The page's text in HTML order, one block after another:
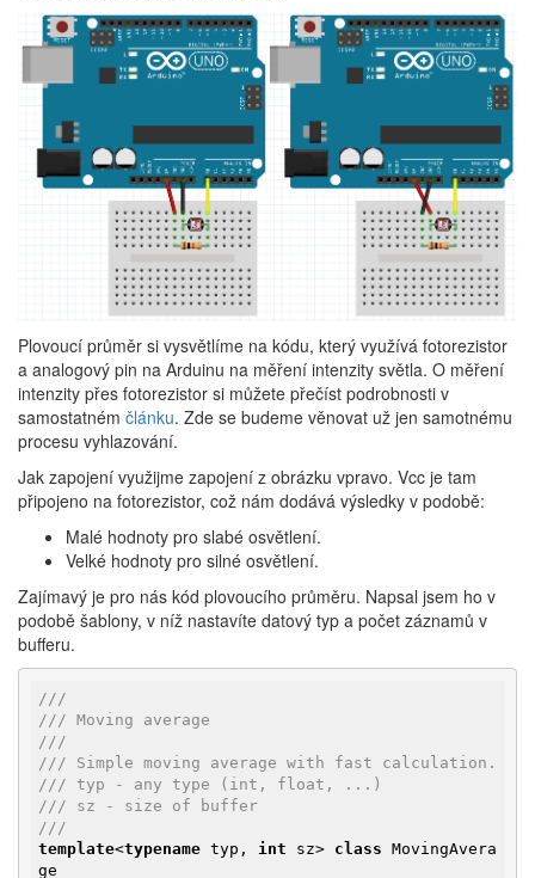
Plovoucí průměr si vysvětlíme na kódu, který využívá fotorezistor
a analogový pin na Arduinu na měření intenzity světla. O měření
intenzity přes fotorezistor si můžete přečíst podrobnosti v
samostatném článku. Zde se budeme věnovat už jen samotnému
procesu vyhlazování.
Jak zapojení využijme zapojení z obrázku vpravo. Vcc je tam
připojeno na fotorezistor, což nám dodává výsledky v podobě:
Malé hodnoty pro slabé osvětlení.
Velké hodnoty pro silné osvětlení.
Zajímavý je pro nás kód plovoucího průměru. Napsal jsem ho v
podobě šablony, v níž nastavíte datový typ a počet záznamů v
bufferu.
///
/// Moving average
///
/// Simple moving average with fast calculation.
/// typ - any type (int, float, ...)
/// sz - size of buffer
///
template<typename typ, int sz> class MovingAvera
ge